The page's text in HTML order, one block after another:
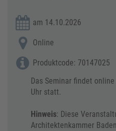
am 14.10.2026
Online
Produktcode: 70147025
Das Seminar findet
Uhr statt.
Hinweis: Diese
Architektenkammer